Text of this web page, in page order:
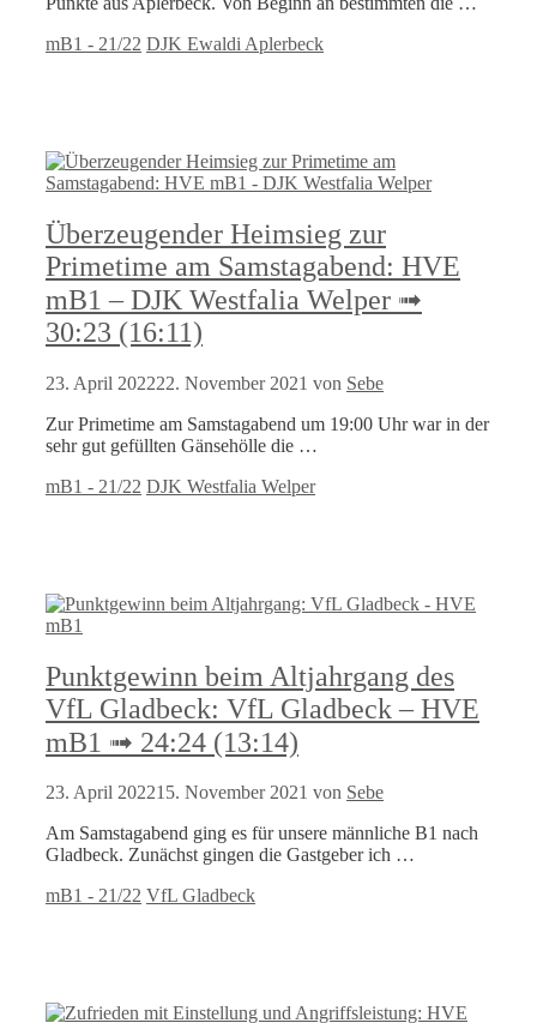
Kategorien
mB1 - 21/22 Schlagwörter
DJK Ewaldi Aplerbeck
Überzeugender Heimsieg zur
Primetime am Samstagabend: HVE
mB1 – DJK Westfalia Welper ➟
30:23 (16:11)
23. April 202222. November 2021 von Sebe
Zur Primetime am Samstagabend um 19:00 Uhr war in der
sehr gut gefüllten Gänsehölle die …
Kategorien
mB1 - 21/22 Schlagwörter
DJK Westfalia Welper
Punktgewinn beim Altjahrgang des
VfL Gladbeck: VfL Gladbeck – HVE
mB1 ➟ 24:24 (13:14)
23. April 202215. November 2021 von Sebe
Am Samstagabend ging es für unsere männliche B1 nach
Gladbeck. Zunächst gingen die Gastgeber ich …
Kategorien
mB1 - 21/22 Schlagwörter
VfL Gladbeck